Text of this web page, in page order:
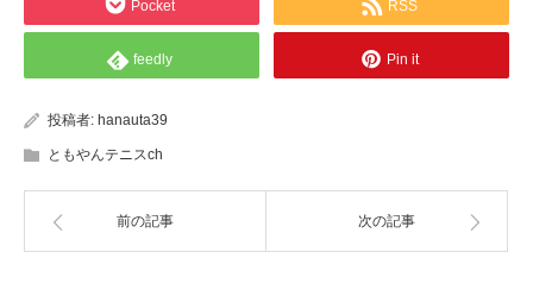
Pocket RSS
feedly Pin it
投稿者: hanauta39
ともやんテニスch
前の記事 次の記事